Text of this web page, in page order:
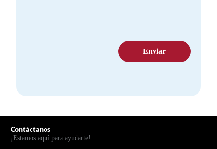
Contáctanos
¡Estamos aquí para ayudarte!